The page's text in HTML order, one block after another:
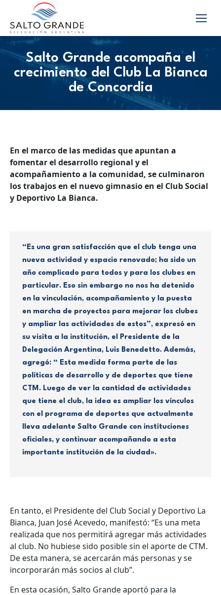
Salto Grande acompaña el
crecimiento del Club La Bianca
de Concordia
En el marco de las medidas que apuntan a
fomentar el desarrollo regional y el
acompañamiento a la comunidad, se culminaron
los trabajos en el nuevo gimnasio en el Club Social
y Deportivo La Bianca.
“Es una gran satisfacción que el club tenga una
nueva actividad y espacio renovado; ha sido un
año complicado para todos y para los clubes en
particular. Eso sin embargo no nos ha detenido
en la vinculación, acompañamiento y la puesta
en marcha de proyectos para mejorar los clubes
y ampliar las actividades de estos”, expresó en
su visita a la institución, el Presidente de la
Delegación Argentina, Luis Benedetto. Además,
agregó: “ Esta medida forma parte de las
políticas de desarrollo y de deportes que tiene
CTM. Luego de ver la cantidad de actividades
que tiene el club, la idea es ampliar los vínculos
con el programa de deportes que actualmente
lleva adelante Salto Grande con instituciones
oficiales, y continuar acompañando a esta
importante institución de la ciudad».
En tanto, el Presidente del Club Social y Deportivo La
Bianca, Juan José Acevedo, manifestó: “Es una meta
realizada que nos permitirá agregar más actividades
al club. No hubiese sido posible sin el aporte de CTM.
De esta manera, se acercarán más personas y se
incorporarán más socios al club”.
En esta ocasión, Salto Grande aportó para la